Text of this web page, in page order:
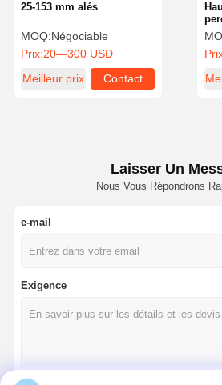
Contrôle
Contactez-
Forage à base de carbure solide
Forets canons
Forage BTA
de
25-153 mm alés
MOQ:Négociable
Prix:20—300 USD
Meilleur prix
Contact
Laisser Un
Nous Vous Répondrons
e-mail
Exigence